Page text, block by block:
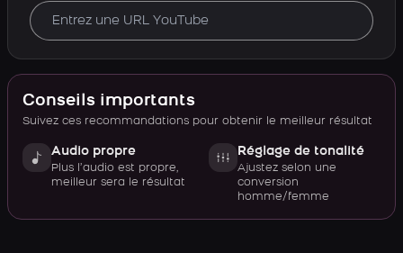
Conseils importants
Suivez ces recommandations pour obtenir le meilleur résultat
Audio propre
Plus l’audio est propre,
meilleur sera le résultat
Réglage de tonalité
Ajustez selon une
conversion
homme/femme